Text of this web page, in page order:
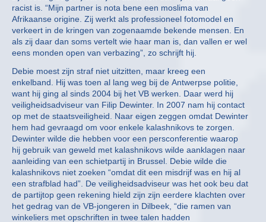
racist is. “Mijn partner is nota bene een moslima van
Afrikaanse origine. Zij werkt als professioneel fotomodel en
verkeert in de kringen van zogenaamde bekende mensen. En
als zij daar dan soms vertelt wie haar man is, dan vallen er wel
eens monden open van verbazing”, zo schrijft hij.
Debie moest zijn straf niet uitzitten, maar kreeg een
enkelband. Hij was toen al lang weg bij de Antwerpse politie,
want hij ging al sinds 2004 bij het VB werken. Daar werd hij
veiligheidsadviseur van Filip Dewinter. In 2007 nam hij contact
op met de staatsveiligheid. Naar eigen zeggen omdat Dewinter
hem had gevraagd om voor enkele kalashnikovs te zorgen.
Dewinter wilde die hebben voor een persconferentie waarop
hij gebruik van geweld met kalashnikovs wilde aanklagen naar
aanleiding van een schietpartij in Brussel. Debie wilde die
kalashnikovs niet zoeken “omdat dit een misdrijf was en hij al
een strafblad had”. De veiligheidsadviseur was het ook beu dat
de partijtop geen rekening hield zijn zijn eerdere klachten over
het gedrag van de VB-jongeren in Dilbeek, “die ramen van
winkeliers met opschriften in twee talen hadden